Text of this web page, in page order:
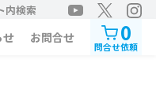
内検索
せ お問合せ 0
問合せ依頼